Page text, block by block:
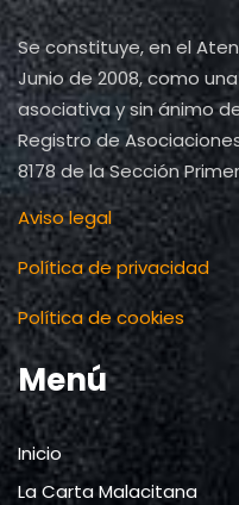
Se constituye, en el
Junio de 2008, como
asociativa y sin ánimo
Registro de
8178 de la Sección
Aviso legal
Política de privacidad
Política de cookies
Menú
Inicio
La Carta Malacitana